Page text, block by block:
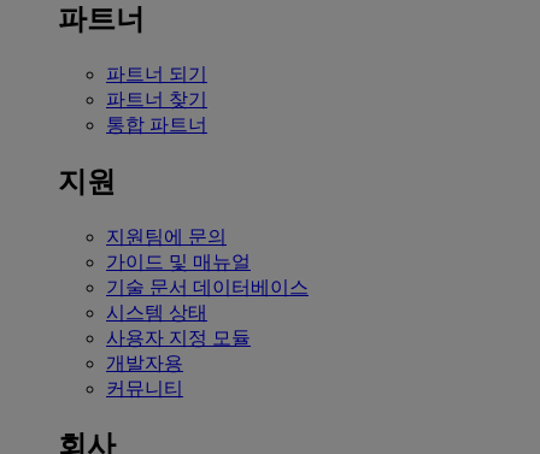
파트너
파트너 되기
파트너 찾기
통합 파트너
지원
지원팀에 문의
가이드 및 매뉴얼
기술 문서 데이터베이스
시스템 상태
사용자 지정 모듈
개발자용
커뮤니티
회사